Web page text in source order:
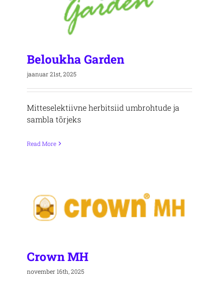
Beloukha Garden
jaanuar 21st, 2025
Mitteselektiivne herbitsiid umbrohtude ja
sambla tõrjeks
Read More
Crown MH
november 16th, 2025